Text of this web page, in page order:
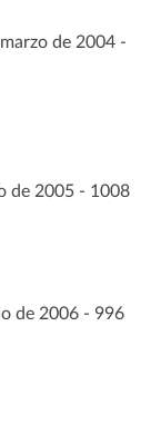
de 2004 -
de 2005 - 1008
de 2006 - 996